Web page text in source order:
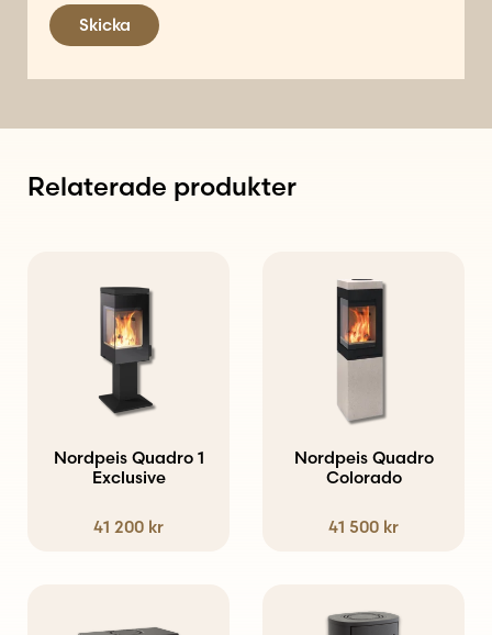
Skicka
Relaterade produkter
Nordpeis Quadro 1
Exclusive
41 200 kr
Nordpeis Quadro
Colorado
41 500 kr